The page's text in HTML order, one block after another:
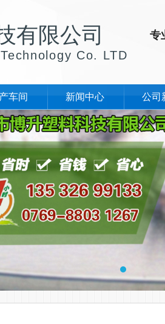
有限公司
Co. LTD
专
车间 新闻中心 公司